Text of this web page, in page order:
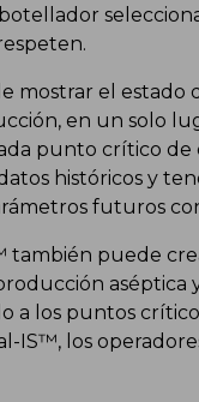
mostrar el
en un solo
punto crítico
históricos y
futuros
también puede
aséptica
a los puntos
IS™, los